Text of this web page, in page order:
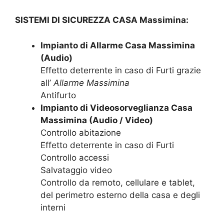
SISTEMI DI SICUREZZA CASA Massimina:
Impianto di Allarme Casa Massimina
(Audio)
Effetto deterrente in caso di Furti grazie
all’ Allarme Massimina
Antifurto
Impianto di Videosorveglianza Casa
Massimina (Audio / Video)
Controllo abitazione
Effetto deterrente in caso di Furti
Controllo accessi
Salvataggio video
Controllo da remoto, cellulare e tablet,
del perimetro esterno della casa e degli
interni